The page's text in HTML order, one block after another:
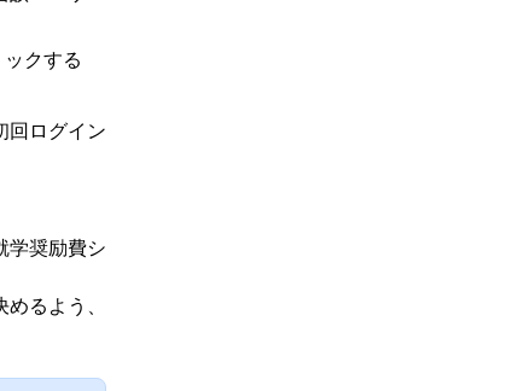
クする
回ログイン
学奨励費シ
るよう、